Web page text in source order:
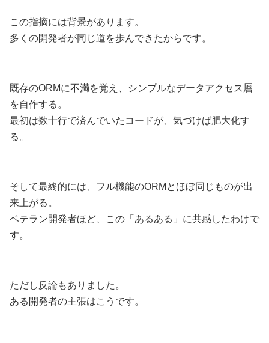
この指摘には背景があります。
多くの開発者が同じ道を歩んできたからです。
既存のORMに不満を覚え、シンプルなデータアクセス層
を自作する。
最初は数十行で済んでいたコードが、気づけば肥大化す
る。
そして最終的には、フル機能のORMとほぼ同じものが出
来上がる。
ベテラン開発者ほど、この「あるある」に共感したわけで
す。
ただし反論もありました。
ある開発者の主張はこうです。